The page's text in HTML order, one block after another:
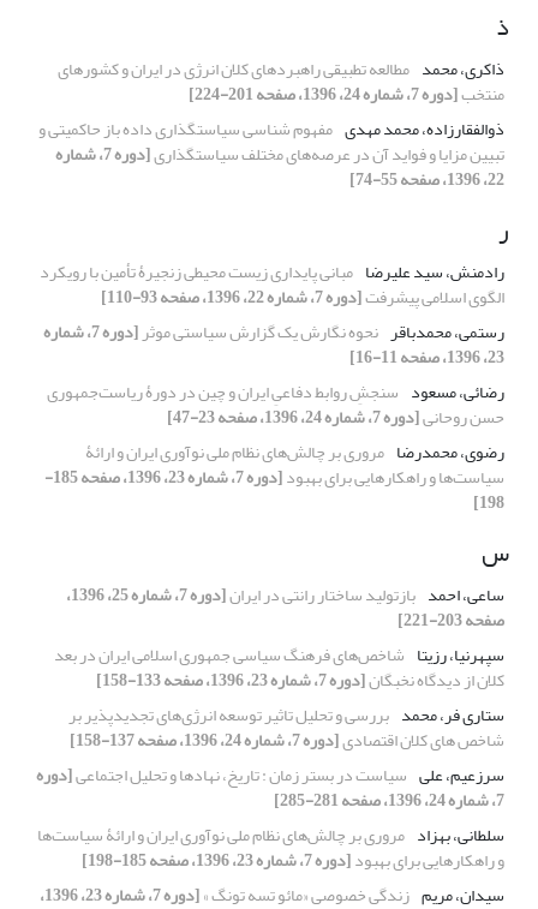
ذ
ذاکری، محمد مطالعه تطبیقی راهبردهای کلان انرژی در ایران و کشورهای
منتخب[دوره 7، شماره 24، 1396، صفحه 201-224]
ذوالفقارزاده، محمد مهدی مفهوم شناسی سیاستگذاری داده باز حاکمیتی و
تبیین مزایا و فواید آن در عرصه‌های مختلف سیاستگذاری [دوره 7، شماره
22، 1396، صفحه 55-74]
ر
رادمنش، سید علیرضا مبانی پایداری زیست محیطی زنجیرۀ تأمین با رویکرد
الگوی اسلامی پیشرفت[دوره 7، شماره 22، 1396، صفحه 93-110]
رستمی، محمدباقر نحوه نگارش یک گزارش سیاستی موثر [دوره 7، شماره
23، 1396، صفحه 11-16]
رضائی، مسعود سنجشِ روابط دفاعیِ ایران و چین در دورۀ ریاست‌جمهوری
حسن روحانی[دوره 7، شماره 24، 1396، صفحه 23-47]
رضوی، محمدرضا مروری بر چالش‌های نظام ملی نوآوری ایران و ارائۀ
سیاست‌ها و راهکارهایی برای بهبود [دوره 7، شماره 23، 1396، صفحه 185-
198]
س
ساعی، احمد بازتولید ساختار رانتی در ایران [دوره 7، شماره 25، 1396،
صفحه 203-221]
سپهرنیا، رزیتا شاخص‌های فرهنگ سیاسی جمهوری اسلامی ایران در بعد
کلان از دیدگاه نخبگان[دوره 7، شماره 23، 1396، صفحه 133-158]
ستاری فر، محمد بررسی و تحلیل تاثیر توسعه انرژی‌های تجدیدپذیر بر
شاخص های کلان اقتصادی[دوره 7، شماره 24، 1396، صفحه 137-158]
سرزعیم، علی سیاست در بستر زمان : تاریخ، نهادها و تحلیل اجتماعی[دوره
7، شماره 24، 1396، صفحه 281-285]
سلطانی، بهزاد مروری بر چالش‌های نظام ملی نوآوری ایران و ارائۀ سیاست‌ها
و راهکارهایی برای بهبود[دوره 7، شماره 23، 1396، صفحه 185-198]
سیدان، مریم زندگی خصوصی «مائو تسه تونگ » [دوره 7، شماره 23، 1396،